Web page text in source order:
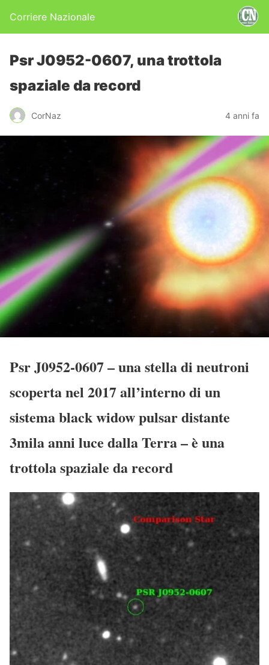
Corriere Nazionale
Psr J0952-0607, una trottola
spaziale da record
CorNaz 4 anni fa
Psr J0952-0607 – una stella di neutroni
scoperta nel 2017 all’interno di un
sistema black widow pulsar distante
3mila anni luce dalla Terra – è una
trottola spaziale da record